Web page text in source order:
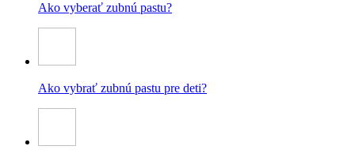
Ako vyberať zubnú pastu?
Ako vybrať zubnú pastu pre deti?